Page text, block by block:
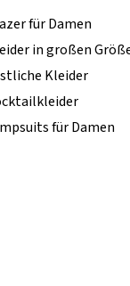
für Damen
in großen
Kleider
für Damen